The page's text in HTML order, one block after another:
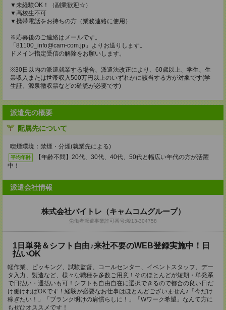
▼未経験OK！（副業歓迎☆）
▼高校生不可
▼携帯電話をお持ちの方（業務連絡に使用）
※応募後のご連絡はメールです。
「81100_info@cam-com.jp」よりお送りします。
ドメイン指定受信の解除をお願いします。
※30日以内の派遣就業する場合、派遣法改正により、60歳以上、学生、生
業収入または世帯収入500万円以上のいずれかに該当する方が対象です(学
生証、源泉徴収票などの確認が必要です)
派遣先の概要
配属先について
喫煙環境：禁煙・分煙(就業先による)
平均年齢
【年齢不問】20代、30代、40代、50代と幅広い年代の方が活躍
中！
派遣会社情報
株式会社バイトレ（キャムコムグループ）
労働者派遣事業許可番号:般13-304758
1日単発＆シフト自由♪来社不要のWEB登録実施中！日
払いOK
軽作業、ピッキング、試験監督、コールセンター、イベントスタッフ、デー
タ入力、製造など、様々な職種を多数ご用意！そのほとんどが短期・単発系
で日払い・週払いも可！シフトも自由自在に選択できるので都合の良い日だ
け働ければOKです！経験が必要なお仕事はほとんどございません♪「今だけ
稼ぎたい！」「ブランク明けの肩慣らしに！」「Wワーク希望」なんて方に
もぜひオススメです！